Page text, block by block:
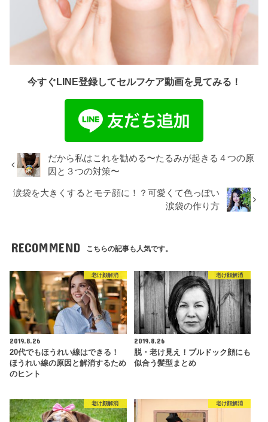
今すぐLINE登録してセルフケア動画を見てみる！
だから私はこれを勧める〜たるみが起きる４つの原
因と３つの対策〜
涙袋を大きくするとモテ顔に！？可愛くて色っぽい
涙袋の作り方
RECOMMEND こちらの記事も人気です。
老け顔解消
2019.8.26
20代でもほうれい線はできる！
ほうれい線の原因と解消するため
のヒント
老け顔解消
2019.8.26
脱・老け見え！ブルドック顔にも
似合う髪型まとめ
老け顔解消 老け顔解消